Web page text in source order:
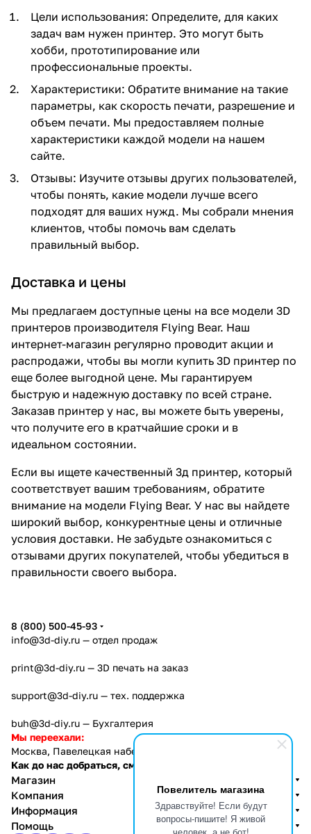
Повелитель магазина
Здравствуйте! Если будут
вопросы-пишите! Я живой
Цели использования: Определите, для каких
задач вам нужен принтер. Это могут быть
хобби, прототипирование или
профессиональные проекты.
Характеристики: Обратите внимание на такие
параметры, как скорость печати, разрешение и
объем печати. Мы предоставляем полные
характеристики каждой модели на нашем
сайте.
Отзывы: Изучите отзывы других пользователей,
чтобы понять, какие модели лучше всего
подходят для ваших нужд. Мы собрали мнения
клиентов, чтобы помочь вам сделать
правильный выбор.
Доставка и цены
Мы предлагаем доступные цены на все модели 3D
принтеров производителя Flying Bear. Наш
интернет-магазин регулярно проводит акции и
распродажи, чтобы вы могли купить 3D принтер по
еще более выгодной цене. Мы гарантируем
быструю и надежную доставку по всей стране.
Заказав принтер у нас, вы можете быть уверены,
что получите его в кратчайшие сроки и в
идеальном состоянии.
Если вы ищете качественный 3д принтер, который
соответствует вашим требованиям, обратите
внимание на модели Flying Bear. У нас вы найдете
широкий выбор, конкурентные цены и отличные
условия доставки. Не забудьте ознакомиться с
отзывами других покупателей, чтобы убедиться в
правильности своего выбора.
8 (800) 500-45-93
info@3d-diy.ru — отдел продаж
print@3d-diy.ru — 3D печать на заказ
support@3d-diy.ru — тех. поддержка
buh@3d-diy.ru — Бухгалтерия
Мы переехали:
Москва, Павелецкая набережная, 2с1
Как до нас добраться, см. тут
Магазин
Компания
Информация
Помощь